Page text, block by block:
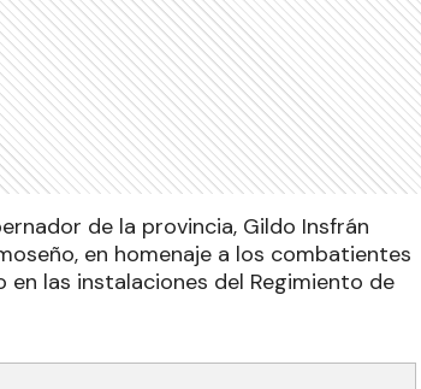
de la provincia, Gildo Insfrán
en homenaje a los combatientes
las instalaciones del Regimiento de